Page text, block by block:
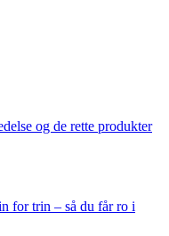
og de rette produkter
for trin – så du får ro i